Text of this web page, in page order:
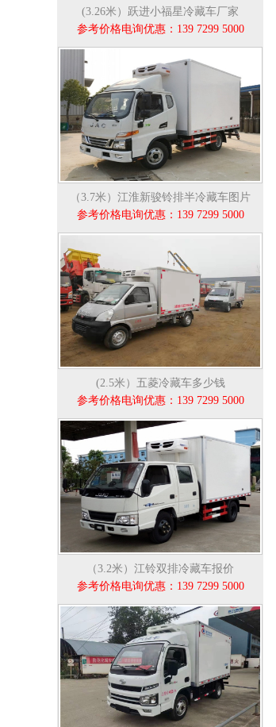
(3.26米）跃进小福星冷藏车厂家
参考价格电询优惠：139 7299 5000
（3.7米）江淮新骏铃排半冷藏车图片
参考价格电询优惠：139 7299 5000
(2.5米）五菱冷藏车多少钱
参考价格电询优惠：139 7299 5000
（3.2米）江铃双排冷藏车报价
参考价格电询优惠：139 7299 5000